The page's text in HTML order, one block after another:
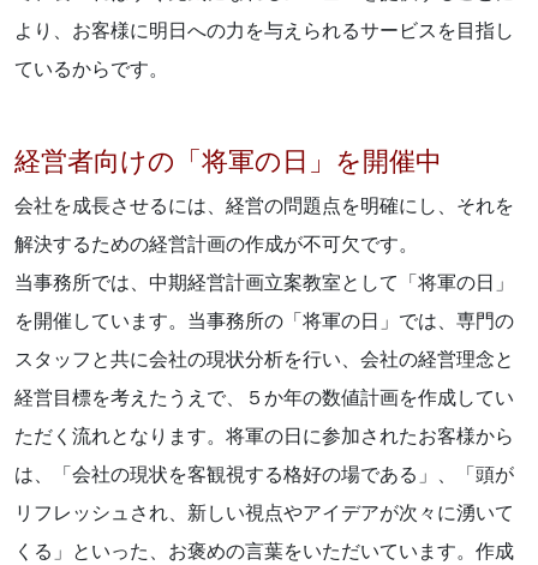
より、お客様に明日への力を与えられるサービスを目指し
ているからです。
経営者向けの「将軍の日」を開催中
会社を成長させるには、経営の問題点を明確にし、それを
解決するための経営計画の作成が不可欠です。
当事務所では、中期経営計画立案教室として「将軍の日」
を開催しています。当事務所の「将軍の日」では、専門の
スタッフと共に会社の現状分析を行い、会社の経営理念と
経営目標を考えたうえで、５か年の数値計画を作成してい
ただく流れとなります。将軍の日に参加されたお客様から
は、「会社の現状を客観視する格好の場である」、「頭が
リフレッシュされ、新しい視点やアイデアが次々に湧いて
くる」といった、お褒めの言葉をいただいています。作成